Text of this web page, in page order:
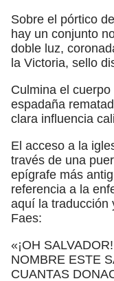
Sobre el pórtico
hay un conjunto
doble luz,
la Victoria, sello
Culmina el
espadaña
clara influencia
El acceso a la
través de una
epígrafe más
referencia a la
aquí la traducción
Faes:
«¡OH
NOMBRE ESTE
CUANTAS